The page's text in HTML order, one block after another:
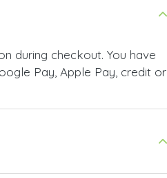
Pay, Apple Pay, credit or